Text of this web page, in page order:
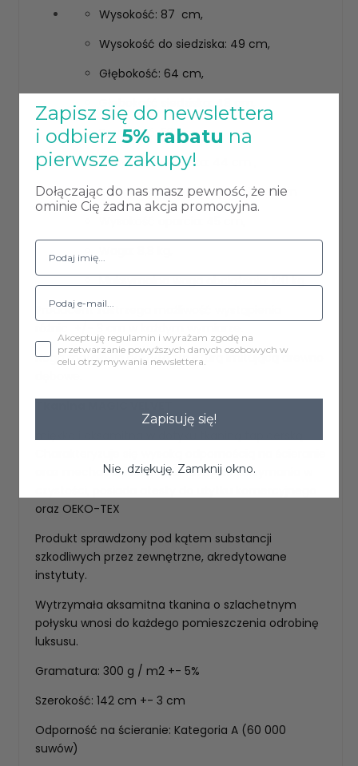
Wysokość: 87 cm,
Wysokość do siedziska: 49 cm,
Głębokość: 64 cm,
Głębokość siedziska: 48 cm,
Szerokość: 53 cm,
Szerokość siedziska: 44 cm ,
Szerokość siedziska z przodu: 49cm
Maksymalna waga obciążenia: 120 kg.
Producent zastrzega możliwość wystąpienia
Noga metalowa pokryta strukturą imitującą drewno
oraz mechacenie.Materiał łatwy do utrzymania w
oraz OEKO-TEX
Produkt sprawdzony pod kątem substancji
szkodliwych przez zewnętrzne, akredytowane
instytuty.
Wytrzymała aksamitna tkanina o szlachetnym
połysku wnosi do każdego pomieszczenia odrobinę
luksusu.
Gramatura: 300 g / m2 +- 5%
Szerokość: 142 cm +- 3 cm
Odporność na ścieranie: Kategoria A (60 000
suwów)
Zapisz się do newslettera
i odbierz 5% rabatu na
pierwsze zakupy!
Dołączając do nas masz pewność, że nie
ominie Cię żadna akcja promocyjna.
Akceptuję regulamin i wyrażam zgodę na
przetwarzanie powyższych danych osobowych w
celu otrzymywania newslettera.
Zapisuję się!
Nie, dziękuję. Zamknij okno.